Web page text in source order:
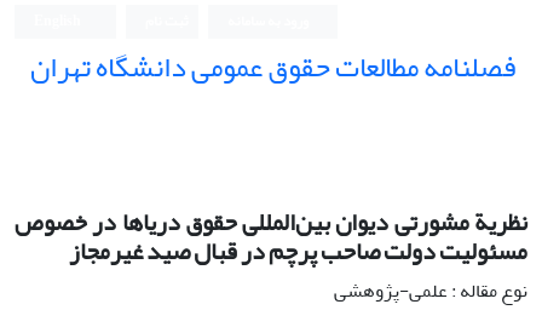
فصلنامه مطالعات حقوق عمومی دانشگاه تهران
نظریة مشورتی دیوان بین‌المللی حقوق دریاها در خصوص
مسئولیت دولت صاحب پرچم در قبال صید غیرمجاز
نوع مقاله : علمی-پژوهشی